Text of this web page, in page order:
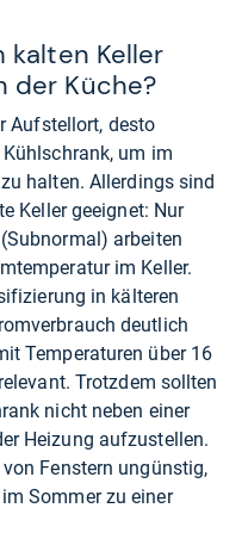
kalten Keller
der Küche?
Aufstellort, desto
um im
halten. Allerdings sind
Keller geeignet: Nur
arbeiten
im Keller.
in kälteren
deutlich
Temperaturen über 16
Trotzdem sollten
nicht neben einer
Heizung aufzustellen.
Fenstern ungünstig,
Sommer zu einer